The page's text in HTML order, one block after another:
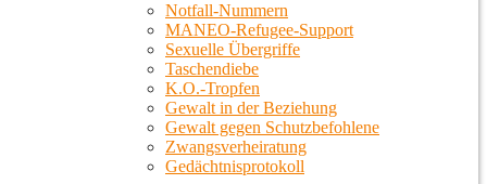
Notfall-Nummern
MANEO-Refugee-Support
Sexuelle Übergriffe
Taschendiebe
K.O.-Tropfen
Gewalt in der Beziehung
Gewalt gegen Schutzbefohlene
Zwangsverheiratung
Gedächtnisprotokoll